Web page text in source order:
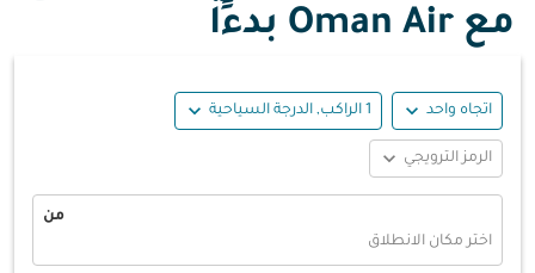
مع Oman Air بدءًا
اتجاه واحد expand_more 1 الراكب, الدرجة السياحية expand_more
الرمز الترويجي expand_more
من
اختر مكان الانطلاق